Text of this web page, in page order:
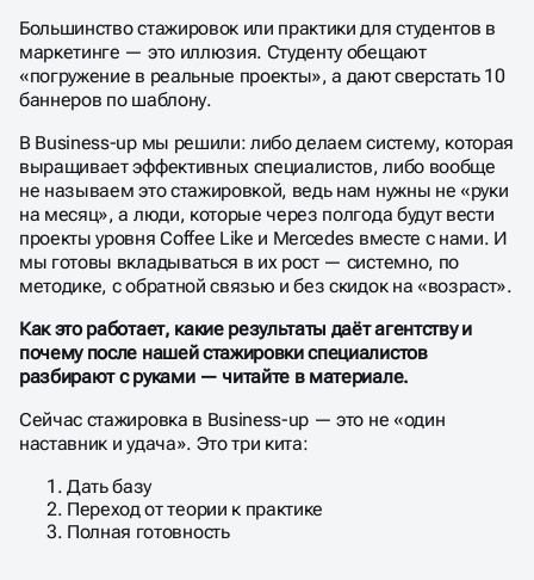
Большинство стажировок или практики для студентов в
маркетинге — это иллюзия. Студенту обещают
«погружение в реальные проекты», а дают сверстать 10
баннеров по шаблону.
В Business-up мы решили: либо делаем систему, которая
выращивает эффективных специалистов, либо вообще
не называем это стажировкой, ведь нам нужны не «руки
на месяц», а люди, которые через полгода будут вести
проекты уровня Coffee Like и Mercedes вместе с нами. И
мы готовы вкладываться в их рост — системно, по
методике, с обратной связью и без скидок на «возраст».
Как это работает, какие результаты даёт агентству и
почему после нашей стажировки специалистов
разбирают с руками — читайте в материале.
Сейчас стажировка в Business-up — это не «один
наставник и удача». Это три кита:
Дать базу
Переход от теории к практике
Полная готовность